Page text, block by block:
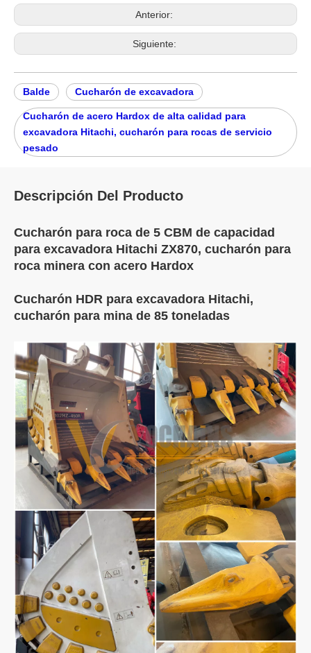
Anterior:
Siguiente:
Balde Cucharón de excavadora
Cucharón de acero Hardox de alta calidad para
excavadora Hitachi, cucharón para rocas de servicio
pesado
Descripción Del Producto
Cucharón para roca de 5 CBM de capacidad
para excavadora Hitachi ZX870, cucharón para
roca minera con acero Hardox
Cucharón HDR para excavadora Hitachi,
cucharón para mina de 85 toneladas